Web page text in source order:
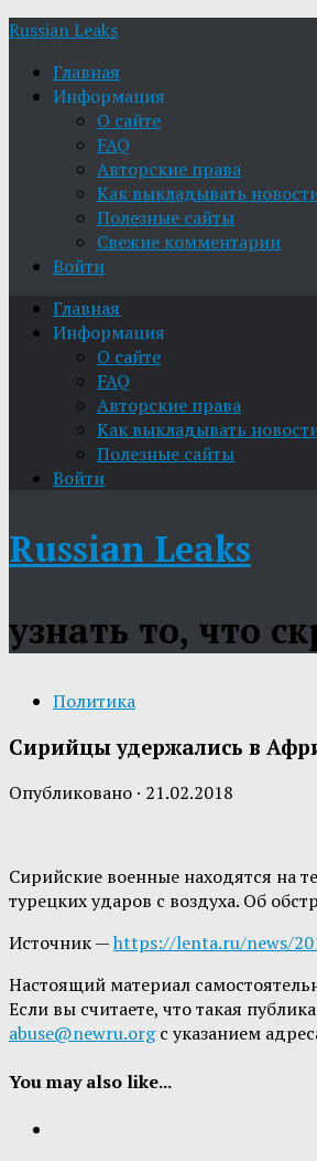
Russian Leaks
Главная
Информация
О сайте
FAQ
Авторские права
Как выкладывать
Полезные сайты
Свежие комментарии
Войти
Главная
Информация
О сайте
FAQ
Авторские права
Как выкладывать
Полезные сайты
Войти
Russian Leaks
узнать то, что
Политика
Сирийцы удержались в
Опубликовано · 21.02.2018
Сирийские военные находятся на
турецких ударов с воздуха. Об
Источник —https://lenta.ru/news/
Настоящий материал
Если вы считаете, что такая
abuse@newru.orgс указанием
You may also like...